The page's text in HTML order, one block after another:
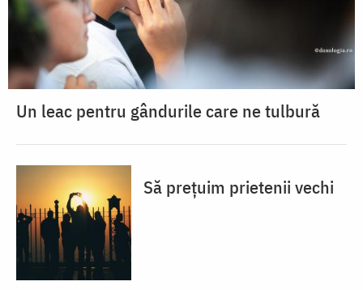
Un leac pentru gândurile care ne tulbură
Să prețuim prietenii vechi